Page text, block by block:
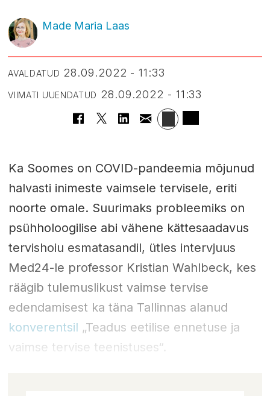
Made Maria Laas
AVALDATUD 28.09.2022 - 11:33
VIIMATI UUENDATUD 28.09.2022 - 11:33
Ka Soomes on COVID-pandeemia mõjunud
halvasti inimeste vaimsele tervisele, eriti
noorte omale. Suurimaks probleemiks on
psühholoogilise abi vähene kättesaadavus
tervishoiu esmatasandil, ütles intervjuus
Med24-le professor Kristian Wahlbeck, kes
räägib tulemuslikust vaimse tervise
edendamisest ka täna Tallinnas alanud
konverentsil „Teadus eetilise ennetuse ja
vaimse tervise teenistuses“.